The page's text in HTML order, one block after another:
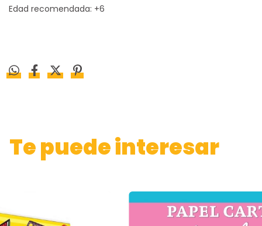
Edad recomendada: +6
Te puede interesar